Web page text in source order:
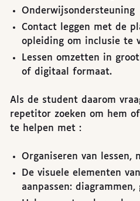
Onderwijsondersteuning
Contact leggen met de
opleiding om inclusie te
Lessen omzetten in
of digitaal formaat.
Als de student daarom
repetitor zoeken om hem
te helpen met :
Organiseren van lessen,
De visuele elementen
aanpassen: diagrammen,